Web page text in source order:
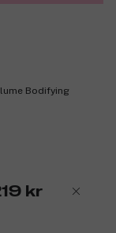
Bodifying
kr